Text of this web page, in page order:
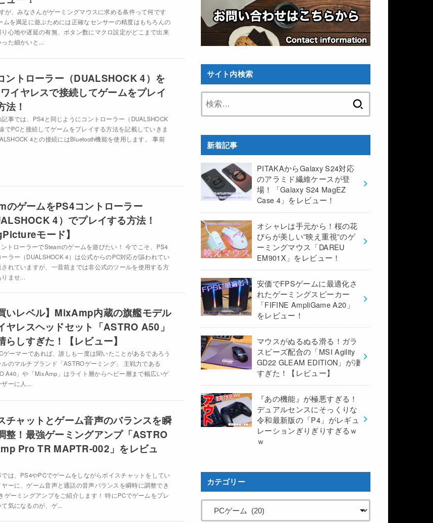
が、みなさんがゲーミングマウスに求める条件って何です
ムを満足に遊ぶためには正確なセンサーの精度はもちろんの
り心地や遅延の有無、ボタン数にマクロ設定がどこまで出来
た細かいと...
ントローラー（DUALSHOCK 4）を
イヤレスで接続してゲームをプレイ
法！
記事では、PS4と同じようにコントローラー（DUALSHOCK
でPCと接続してゲームをプレイする方法を記載していきま
4との接続にはBluetooth機能を使用します。 事前
のゲームをPS4コントローラー
4）でプレイする方法！
モード】
トローラーでSteamのゲームを遊びたい！ 今でこそ、PS4
ーラー（DUALSHOCK 4）は公式からのPC対応が謳われてい
されていますが、一昔前までは非公式のツールを使用する方
ませ...
いレベル】MixAmp内蔵の旗艦モデル
ヤレスヘッドセット「ASTRO A50」
らしすぎた！【レビュー】
ゲーマーであれば、誰しも一度は聞いたことがあるであろう
ルのマルチブランド「ASTROゲーミング」 主戦力である
A40」や「MixAmp」はライト層からヘビー層まで幅広いゲ
ザーに人...
チャットとゲーム音声のバランスを瞬
整！最強ゲーミングアンプ「ASTRO
Pro TR MAPTR-002」をレビュ
では、PS4やPCでゲームをしながらボイスチャットをしてい
ヤーに、ゲーム音声と通話の音声バランスを瞬時に調整でき
ゲーミングアンプをご紹介します！ 特にPCでゲームをプレ
気になるのが、ゲ...
サイト内検索
新着記事
PITAKAからGalaxy S24対応
のアラミド繊維ケースが登
場！「Galaxy S24 MagEZ
Case 4」をレビュー！
オシャレは手元から！桜の花
びらが美しい”映え重視”のゲ
ーミングマウス「DAREU
EM901X」をレビュー！
安価でFPSゲームに最適化さ
れたゲーミングスピーカー
「FIFINE AmpliGame A20」
をレビュー！
マウスがぬるぬる滑る！ガラ
スビーズ配合の「MSI Agility
GD22 GLEAM EDITION」が凄
すぎた！【レビュー】
『あの機能』が極悪すぎる！
デュアルセンスにそっくりな
令和最新版の「P4」がレギュ
レーションぎりぎりすぎるｗ
ｗ
カテゴリー